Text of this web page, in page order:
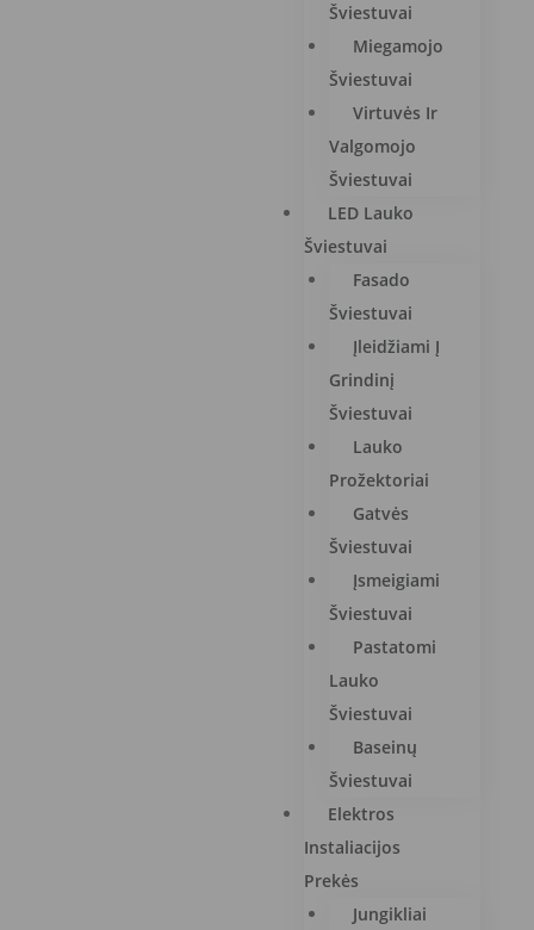
Šviestuvai
Miegamojo
Šviestuvai
Virtuvės Ir
Valgomojo
Šviestuvai
LED Lauko
Šviestuvai
Fasado
Šviestuvai
Įleidžiami Į
Grindinį
Šviestuvai
Lauko
Prožektoriai
Gatvės
Šviestuvai
Įsmeigiami
Šviestuvai
Pastatomi
Lauko
Šviestuvai
Baseinų
Šviestuvai
Elektros
Instaliacijos
Prekės
Jungikliai